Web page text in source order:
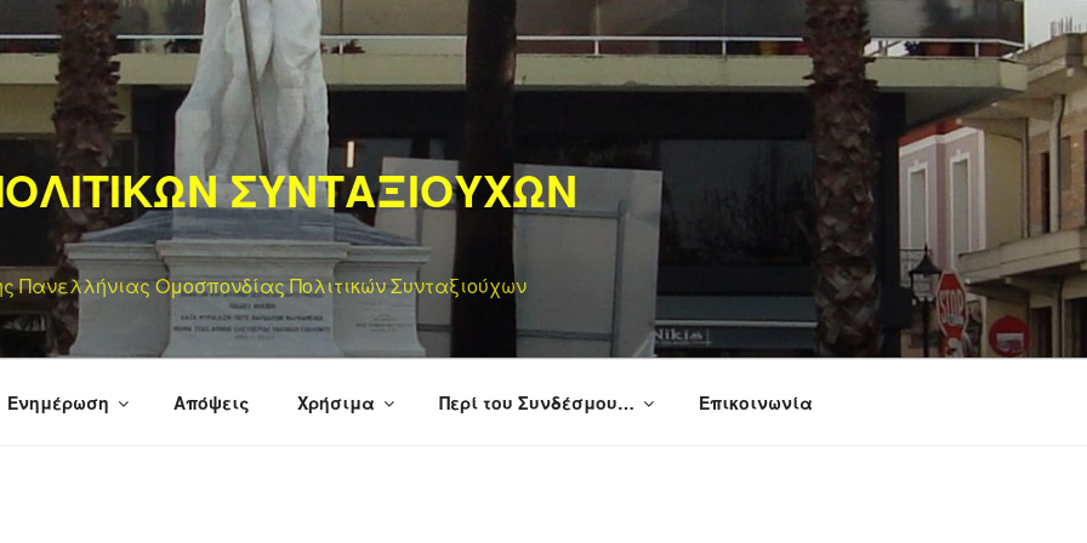
ΣΥΝΤΑΞΙΟΥΧΩΝ
Πανελλήνιας Ομοσπονδίας Πολιτικών Συνταξιούχων
Ενημέρωση Απόψεις Χρήσιμα Περί του Συνδέσμου… Επικοινωνία